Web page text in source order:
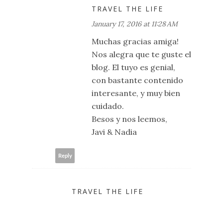
TRAVEL THE LIFE
January 17, 2016 at 11:28 AM
Muchas gracias amiga!
Nos alegra que te guste el
blog. El tuyo es genial,
con bastante contenido
interesante, y muy bien
cuidado.
Besos y nos leemos,
Javi & Nadia
Reply
TRAVEL THE LIFE